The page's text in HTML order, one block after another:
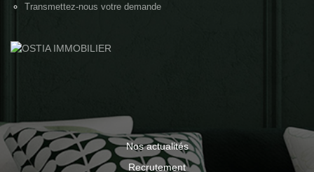
Transmettez-nous votre demande
Nos actualités
Recrutement